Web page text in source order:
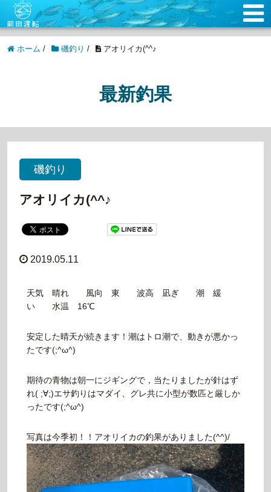
ホーム / 磯釣り / アオリイカ(^^♪
最新釣果
磯釣り
アオリイカ(^^♪
2019.05.11
天気 晴れ 風向 東 波高 凪ぎ 潮 緩
い 水温 16℃
安定した晴天が続きます！潮はトロ潮で、動きが悪かっ
たです(;^ω^)
期待の青物は朝一にジギングで，当たりましたが針はず
れ( ;∀;)エサ釣りはマダイ、グレ共に小型が数匹と厳しか
ったです(;^ω^)
写真は今季初！！アオリイカの釣果がありました(^^)/